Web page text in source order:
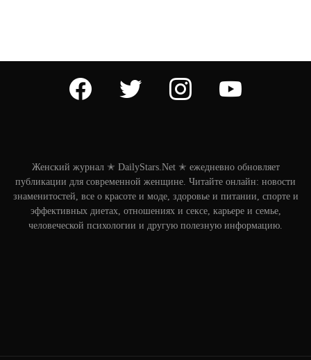
facebook twitter instagram
Женский журнал ✭ DailyStars.Net ✭ ежедневно обновляет
публикации для современной женщине. Читайте онлайн: новости
знаменитостей, все о красоте и моде, здоровье и питании, спорте и
эффективных диетах, отношениях и сексе, карьере и семье,
человеческой психологии и другую полезную информацию.